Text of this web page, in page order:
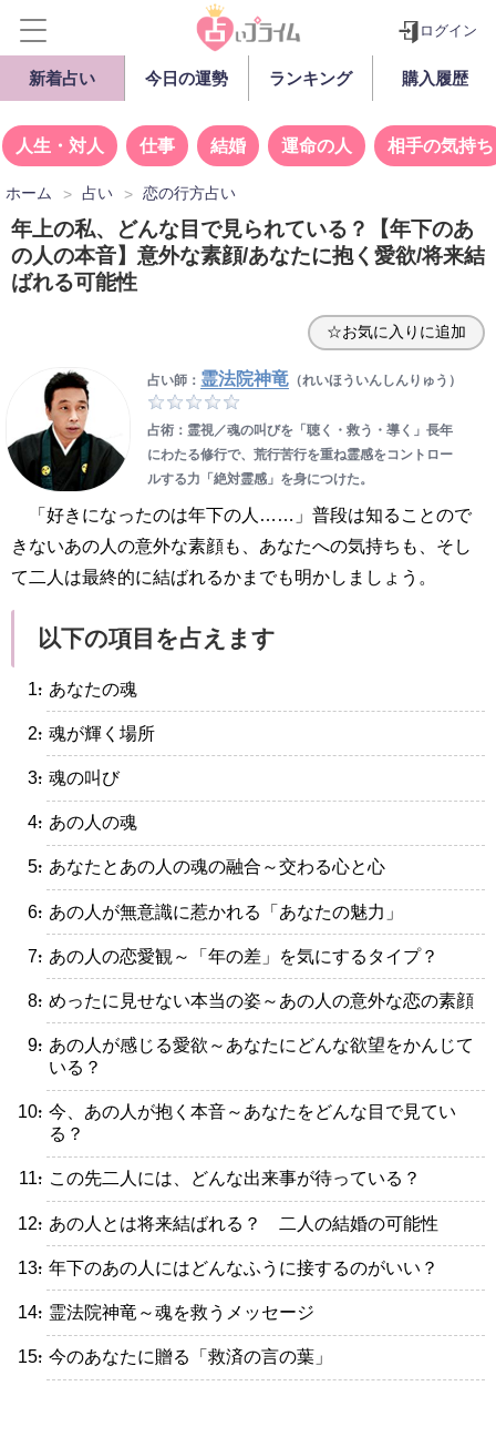
ログイン
新着占い 今日の運勢 ランキング 購入履歴
人生・対人 仕事 結婚 運命の人 相手の気持ち
ホーム 占い 恋の行方占い
年上の私、どんな目で見られている？【年下のあ
の人の本音】意外な素顔/あなたに抱く愛欲/将来結
ばれる可能性
☆お気に入りに追加
占い師： 霊法院神竜（れいほういんしんりゅう）
占術：霊視／魂の叫びを「聴く・救う・導く」長年
にわたる修行で、荒行苦行を重ね霊感をコントロー
ルする力「絶対霊感」を身につけた。
「好きになったのは年下の人……」普段は知ることので
きないあの人の意外な素顔も、あなたへの気持ちも、そし
て二人は最終的に結ばれるかまでも明かしましょう。
以下の項目を占えます
・あなたの魂
・魂が輝く場所
・魂の叫び
・あの人の魂
・あなたとあの人の魂の融合～交わる心と心
・あの人が無意識に惹かれる「あなたの魅力」
・あの人の恋愛観～「年の差」を気にするタイプ？
・めったに見せない本当の姿～あの人の意外な恋の素顔
・あの人が感じる愛欲～あなたにどんな欲望をかんじて
いる？
・今、あの人が抱く本音～あなたをどんな目で見てい
る？
・この先二人には、どんな出来事が待っている？
・あの人とは将来結ばれる？ 二人の結婚の可能性
・年下のあの人にはどんなふうに接するのがいい？
・霊法院神竜～魂を救うメッセージ
・今のあなたに贈る「救済の言の葉」